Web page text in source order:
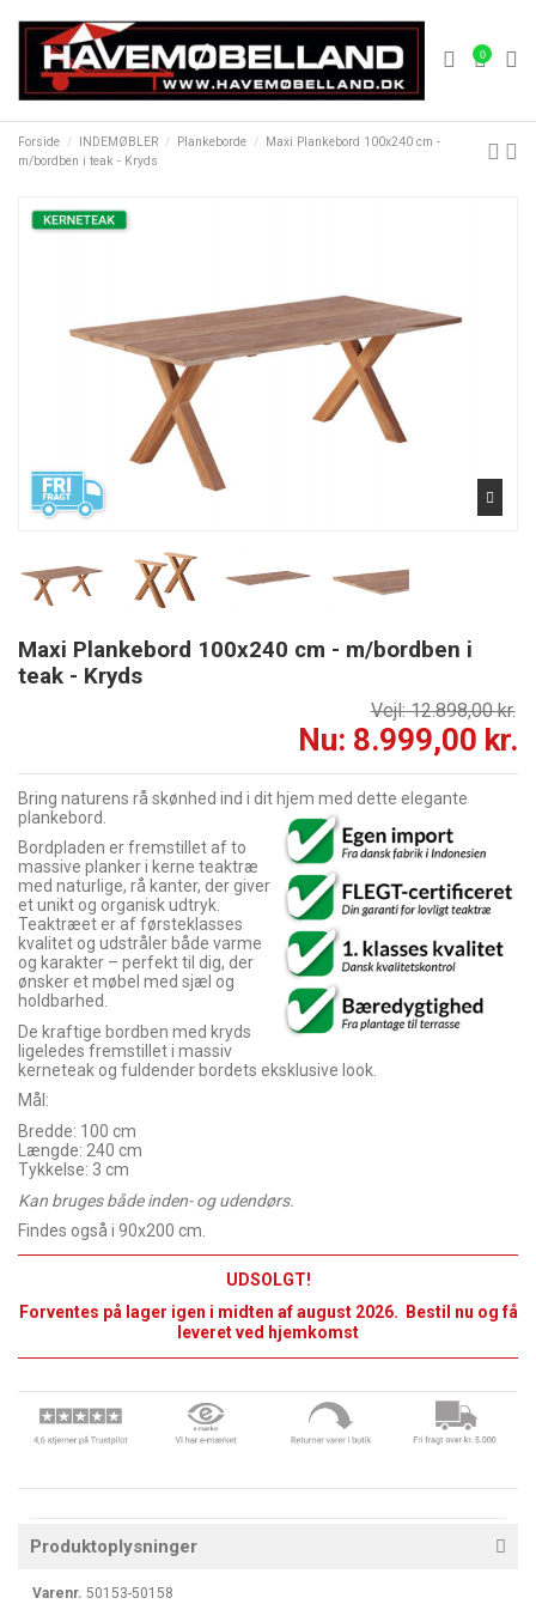
0
Forside INDEMØBLER Plankeborde
Maxi Plankebord 100x240 cm -
m/bordben i teak - Kryds
Maxi Plankebord 100x240 cm - m/bordben i
teak - Kryds
Vejl: 12.898,00 kr.
Nu: 8.999,00 kr.
Bring naturens rå skønhed ind i dit hjem med dette elegante
plankebord.
Bordpladen er fremstillet af to
massive planker i kerne teaktræ
med naturlige, rå kanter, der giver
et unikt og organisk udtryk.
Teaktræet er af førsteklasses
kvalitet og udstråler både varme
og karakter – perfekt til dig, der
ønsker et møbel med sjæl og
holdbarhed.
De kraftige bordben med kryds
ligeledes fremstillet i massiv
kerneteak og fuldender bordets eksklusive look.
Mål:
Bredde: 100 cm
Længde: 240 cm
Tykkelse: 3 cm
Kan bruges både inden- og udendørs.
Findes også i 90x200 cm.
UDSOLGT!
Forventes på lager igen i midten af august 2026.
Bestil nu og få
leveret ved hjemkomst
Produktoplysninger
Varenr. 50153-50158